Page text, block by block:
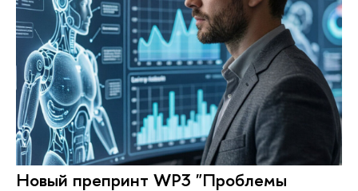
Новый препринт WP3 "Проблемы